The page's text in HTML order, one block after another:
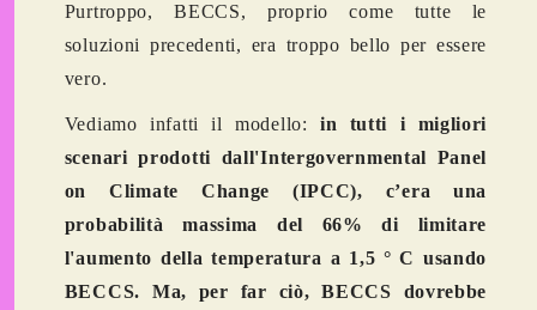
Purtroppo, BECCS, proprio come tutte le
soluzioni precedenti, era troppo bello per essere
vero.
Vediamo infatti il modello: in tutti i migliori
scenari prodotti dall'Intergovernmental Panel
on Climate Change (IPCC), c’era una
probabilità massima del 66% di limitare
l'aumento della temperatura a 1,5 ° C usando
BECCS. Ma, per far ciò, BECCS dovrebbe